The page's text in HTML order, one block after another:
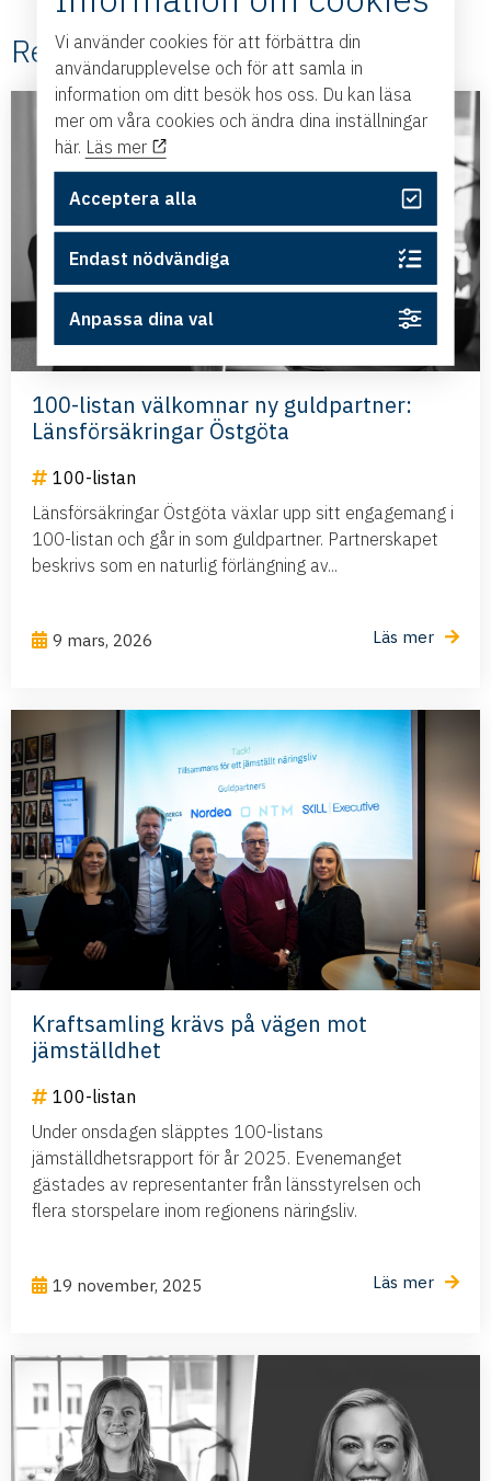
Relaterade #100-listan
100-listan välkomnar ny guldpartner:
Länsförsäkringar Östgöta
100-listan
Länsförsäkringar Östgöta växlar upp sitt engagemang i
100-listan och går in som guldpartner. Partnerskapet
beskrivs som en naturlig förlängning av...
9 mars, 2026 Läs mer
Kraftsamling krävs på vägen mot
jämställdhet
100-listan
Under onsdagen släpptes 100-listans
jämställdhetsrapport för år 2025. Evenemanget
gästades av representanter från länsstyrelsen och
flera storspelare inom regionens näringsliv.
19 november, 2025 Läs mer
Vi använder cookies för att förbättra din
användarupplevelse och för att samla in
information om ditt besök hos oss. Du kan läsa
mer om våra cookies och ändra dina inställningar
här. Läs mer
Acceptera alla
Endast nödvändiga
Anpassa dina val